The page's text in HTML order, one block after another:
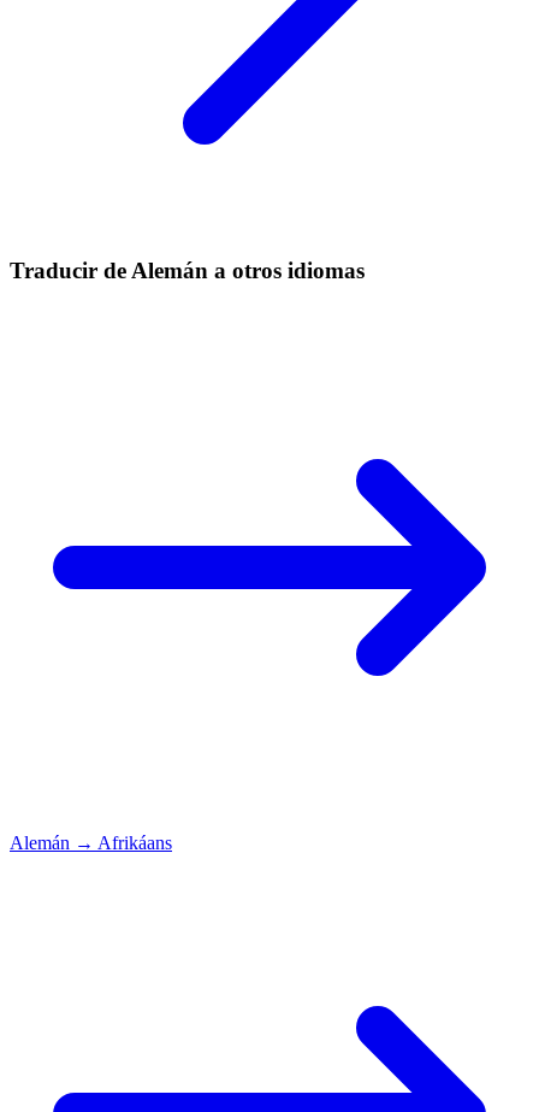
Traducir de Alemán a otros idiomas
Alemán → Afrikáans